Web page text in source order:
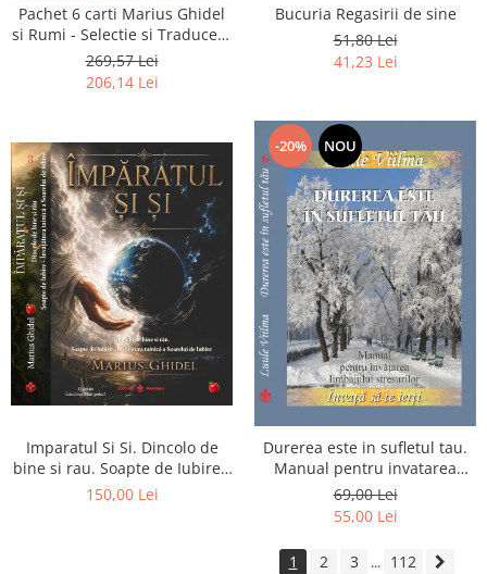
Pachet 6 carti Marius Ghidel
si Rumi - Selectie si Traducere
de Marius Ghidel
269,57 Lei
206,14 Lei
Bucuria Regasirii de sine
51,80 Lei
41,23 Lei
Imparatul Si Si. Dincolo de
bine si rau. Soapte de Iubire -
Invatatura tainica a Soarelui
150,00 Lei
-20% NOU
Durerea este in sufletul tau.
Manual pentru invatarea
limbajului stresurilor Seria
Invata sa te Ierti Luule Viilma
69,00 Lei
55,00 Lei
1 2 3 ... 112